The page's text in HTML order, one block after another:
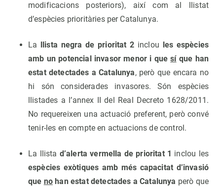
modificacions posteriors), així com al llistat
d’espècies prioritàries per Catalunya.
La llista negra de prioritat 2 inclou
les espècies
amb un potencial invasor menor i quesíque han
estat detectades a Catalunya, però que encara no
hi són considerades invasores. Són espècies
llistades a l’annex II del Real Decreto 1628/2011.
No requereixen una actuació preferent, però convé
tenir-les en compte en actuacions de control.
La llista d’alerta vermella de prioritat 1 inclou les
espècies exòtiques amb més capacitat d’invasió
que no han estat detectades a Catalunya però que